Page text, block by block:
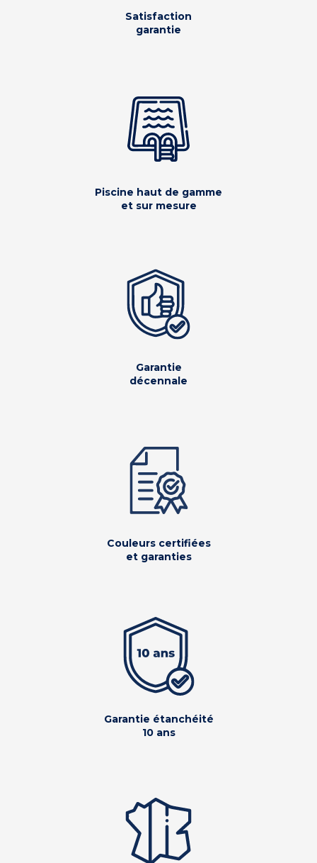
Satisfaction
garantie
Piscine haut de gamme
et sur mesure
Garantie
décennale
Couleurs certifiées
et garanties
Garantie étanchéité
10 ans